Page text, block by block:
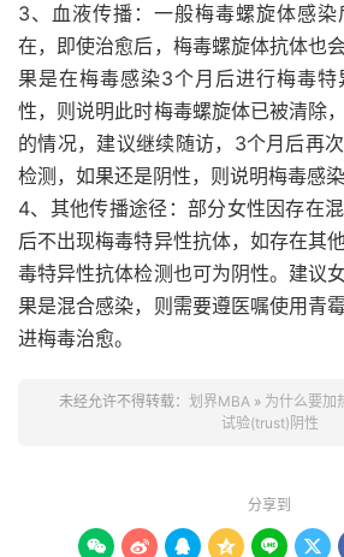
3、血液传播：一般梅毒螺旋体感
在，即使治愈后，梅毒螺旋体抗体也
果是在梅毒感染3个月后进行梅毒特
性，则说明此时梅毒螺旋体已被清除
的情况，建议继续随访，3个月后再
检测，如果还是阴性，则说明梅毒感
4、其他传播途径：部分女性因存在
后不出现梅毒特异性抗体，如存在其
毒特异性抗体检测也可为阴性。建议
果是混合感染，则需要遵医嘱使用青
进梅毒治愈。
未经允许不得转载： 划界MBA» 为什么要加
试验(trust)阴性
分享到
     